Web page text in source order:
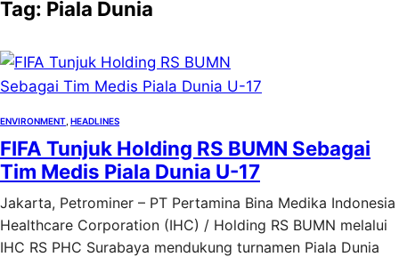
Tag: Piala Dunia
ENVIRONMENT HEADLINES
FIFA Tunjuk Holding RS BUMN Sebagai
Tim Medis Piala Dunia U-17
Jakarta, Petrominer – PT Pertamina Bina Medika Indonesia
Healthcare Corporation (IHC) / Holding RS BUMN melalui
IHC RS PHC Surabaya mendukung turnamen Piala Dunia